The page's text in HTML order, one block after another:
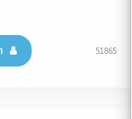
51865